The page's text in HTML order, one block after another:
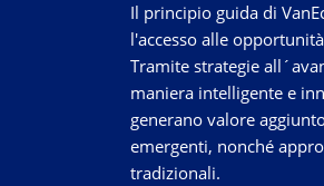
Il principio guida di
l'accesso alle
Tramite strategie
maniera intelligente e
generano valore
emergenti, nonché
tradizionali.